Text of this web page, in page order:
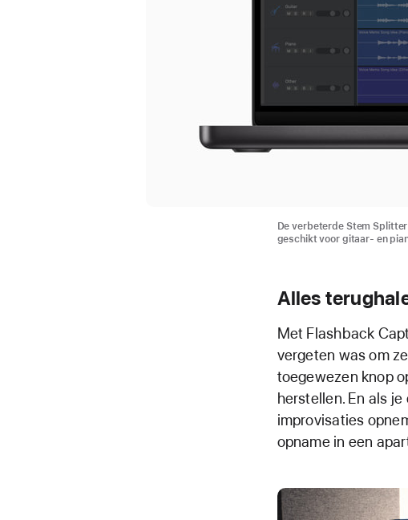
De verbeterde Stem
geschikt voor gitaar- en
Alles
Met Flashback
vergeten was om
toegewezen knop
herstellen. En als
improvisaties
opname in een